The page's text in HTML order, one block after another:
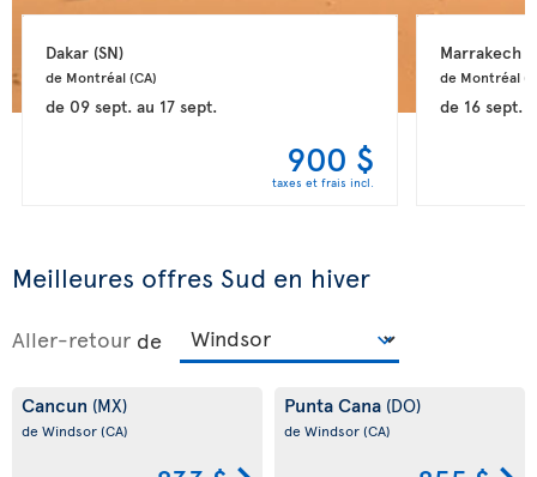
Dakar (SN)
de Montréal (CA)
de 09 sept.au 17 sept.
900 $
taxes et frais incl.
Marrakech
de Montréal
de 16 sept.
Meilleures offres Sud en hiver
Aller-retour de
Cancun (MX)
de Windsor(CA)
Punta Cana (DO)
de Windsor(CA)